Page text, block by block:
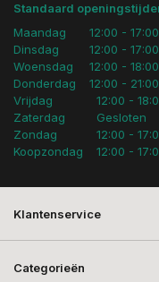
Standaard
Maandag
Dinsdag
Woensdag
Donderdag
12:00 - 17:00
12:00 - 17:00
12:00 - 18:00
12:00 -
Vrijdag
Zaterdag
Zondag
Koopzondag
12:00 -
Gesloten
12:00 -
12:00 -
Klantenservice
Categorieën